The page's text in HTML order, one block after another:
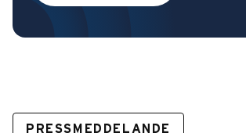
PRESSMEDDELANDE